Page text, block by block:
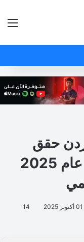
حقق
أفضل نتائجه تاريخيا في عام 2025
14